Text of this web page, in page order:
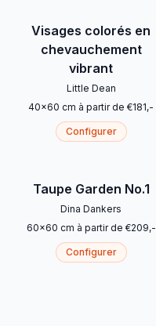
Visages colorés en
chevauchement
vibrant
Little Dean
40x60 cm à partir de €181,-
Configurer
Taupe Garden No.1
Dina Dankers
60x60 cm à partir de €209,-
Configurer